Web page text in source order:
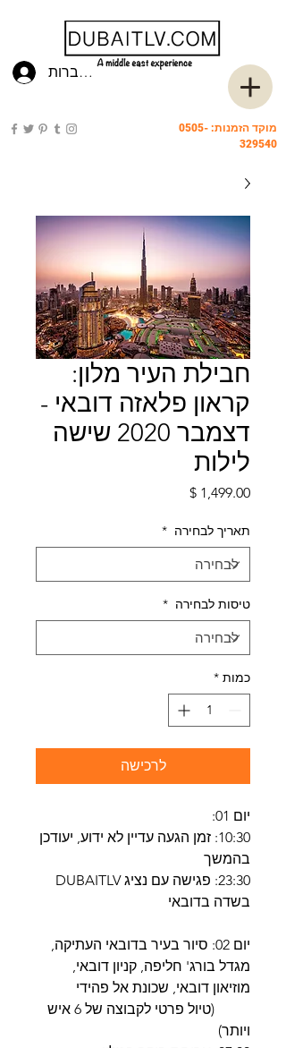
להתחברות
מוקד הזמנות: 0505-
329540
חבילת העיר מלון:
קראון פלאזה דובאי -
דצמבר 2020 שישה
לילות
מחיר
תאריך לבחירה *
טיסות לבחירה *
כמות *
לרכישה
יום 01:
10:30: זמן הגעה עדיין לא ידוע, יעודכן
בהמשך
23:30: פגישה עם נציג DUBAITLV
בשדה בדובאי
יום 02: סיור בעיר בדובאי העתיקה,
מגדל בורג' חליפה, קניון דובאי,
מוזיאון דובאי, שכונת אל פהידי
(טיול פרטי לקבוצה של 6 איש
ויותר)